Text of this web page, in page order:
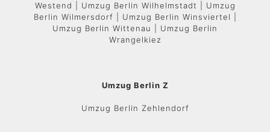
Westend | Umzug Berlin Wilhelmstadt | Umzug
Berlin Wilmersdorf | Umzug Berlin Winsviertel |
Umzug Berlin Wittenau | Umzug Berlin
Wrangelkiez
Umzug Berlin Z
Umzug Berlin Zehlendorf